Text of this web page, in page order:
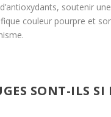
soutenir
couleur pourpre et
SONT-ILS